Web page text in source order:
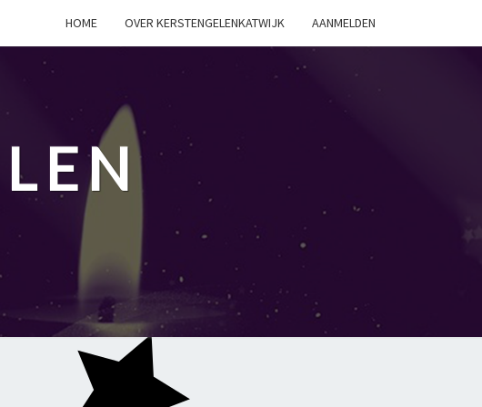
HOME OVER KERSTENGELENKATWIJK AANMELDEN